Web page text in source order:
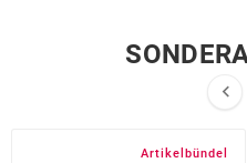

Artikelbündel